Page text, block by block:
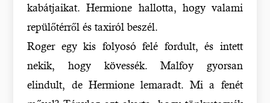
kabátjaikat. Hermione hallotta, hogy valami
repülőtérről és taxiról beszél.
Roger egy kis folyosó felé fordult, és intett
nekik, hogy kövessék. Malfoy gyorsan
elindult, de Hermione lemaradt. Mi a fenét